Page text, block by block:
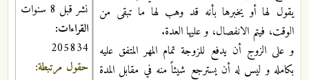
نشر قبل 8 سنوات
القراءات:
205834
حقول مرتبطة:
يقول لها أو يخبرها بأنه قد وهب لها ما تبقى من
الوقت، فيتم الانفصال، و عليها العدة.
و على الزوج أن يدفع للزوجة تمام المهر المتفق عليه
بكامله و ليس له أن يسترجع شيئاً منه في مقابل المدة